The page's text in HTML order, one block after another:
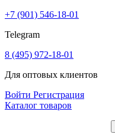
+7 (901) 546-18-01
Telegram
8 (495) 972-18-01
Для оптовых клиентов
Войти Регистрация
Каталог товаров